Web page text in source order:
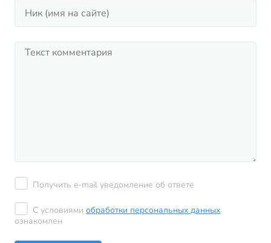
Получить e-mail уведомление об ответе
С условиями обработки персональных данных
ознакомлен